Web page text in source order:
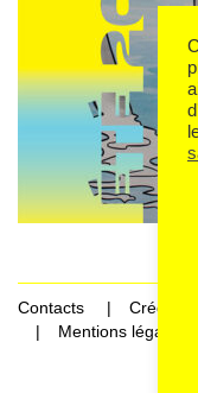
Contacts
Crédits
Mentions légales